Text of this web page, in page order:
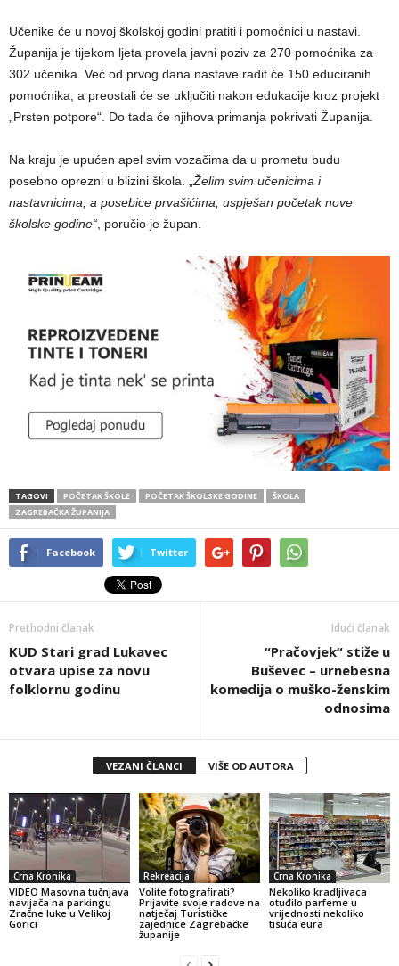
Učenike će u novoj školskoj godini pratiti i pomoćnici u nastavi.
Županija je tijekom ljeta provela javni poziv za 270 pomoćnika za
302 učenika. Već od prvog dana nastave radit će 150 educiranih
pomoćnika, a preostali će se uključiti nakon edukacije kroz projekt
„Prsten potpore“. Do tada će njihova primanja pokrivati Županija.
Na kraju je upućen apel svim vozačima da u prometu budu
posebno oprezni u blizini škola. „ Želim svim učenicima i
nastavnicima, a posebice prvašićima, uspješan početak nove
školske godine“ , poručio je župan.
TAGOVI POČETAK ŠKOLE POČETAK ŠKOLSKE GODINE
ŠKOLA
ZAGREBAČKA ŽUPANIJA
Facebook Twitter
Prethodni članak
KUD Stari grad Lukavec
otvara upise za novu
folklornu godinu
Idući članak
“Pračovjek“ stiže u
Buševec – urnebesna
komedija o muško-ženskim
odnosima
VEZANI ČLANCI VIŠE OD AUTORA
Crna Kronika
VIDEO Masovna tučnjava
navijača na parkingu
Zračne luke u Velikoj
Gorici
Rekreacija
Volite fotografirati?
Prijavite svoje radove na
natječaj Turističke
zajednice Zagrebačke
županije
Crna Kronika
Nekoliko kradljivaca
otuđilo parfeme u
vrijednosti nekoliko
tisuća eura